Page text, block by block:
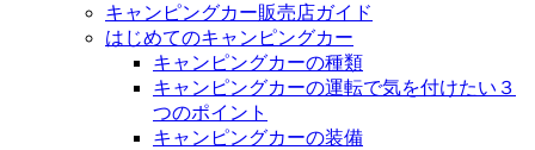
キャンピングカー販売店ガイド
はじめてのキャンピングカー
キャンピングカーの種類
キャンピングカーの運転で気を付けたい３
つのポイント
キャンピングカーの装備